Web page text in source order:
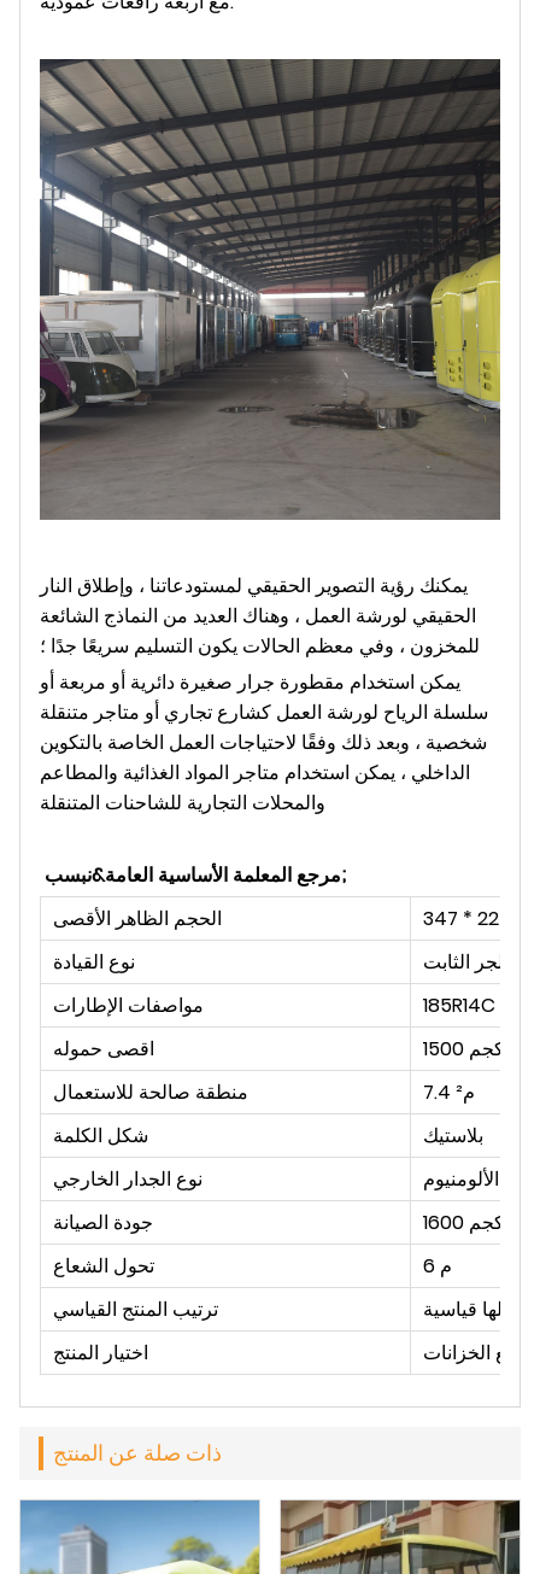
يمكنك رؤية التصوير الحقيقي لمستودعاتنا ، وإطلاق النار
الحقيقي لورشة العمل ، وهناك العديد من النماذج الشائعة
للمخزون ، وفي معظم الحالات يكون التسليم سريعًا جدًا ؛
يمكن استخدام مقطورة جرار صغيرة دائرية أو مربعة أو
سلسلة الرياح لورشة العمل كشارع تجاري أو متاجر متنقلة
شخصية ، وبعد ذلك وفقًا لاحتياجات العمل الخاصة بالتكوين
الداخلي ، يمكن استخدام متاجر المواد الغذائية والمطاعم
والمحلات التجارية للشاحنات المتنقلة
مرجع المعلمة الأساسية العامة&نبسب;
الحجم الظاهر الأقصى
نوع القيادة
الجر الثابت
مواصفات الإطارات
185R14C
اقصى حموله
1500 كجم
منطقة صالحة للاستعمال
7.4 م²
شكل الكلمة
بلاستيك
نوع الجدار الخارجي
الألومنيوم
جودة الصيانة
1600 كجم
تحول الشعاع
6 م
ترتيب المنتج القياسي
كلها قياسية
اختيار المنتج
الخزانات
ذات صلة عن المنتج